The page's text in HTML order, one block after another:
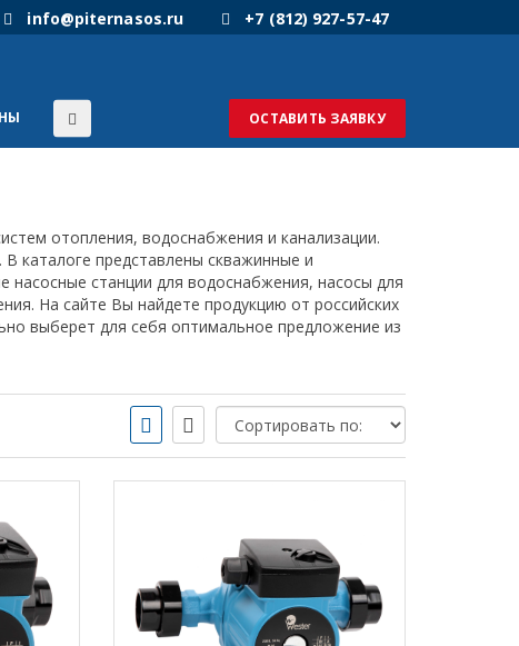
info@piternasos.ru +7 (812) 927-57-47
ОСТАВИТЬ ЗАЯВКУ
отопления, водоснабжения и канализации.
каталоге представлены скважинные и
станции для водоснабжения, насосы для
На сайте Вы найдете продукцию от российских
выберет для себя оптимальное предложение из